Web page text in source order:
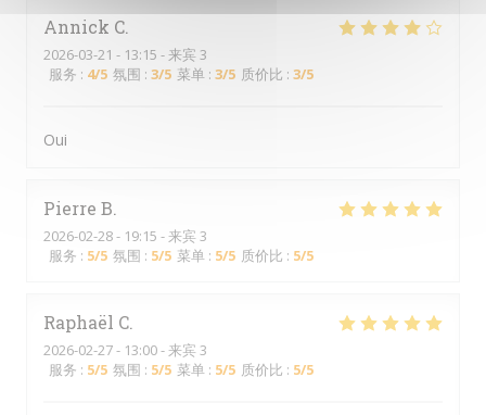
Annick C
2026-03-21 - 13:15 - 来宾 3
服务 : 4/5 氛围 : 3/5 菜单 : 3/5 质价比 : 3/5
Oui
Pierre B
2026-02-28- 19:15 - 来宾 3
服务 : 5/5 氛围 : 5/5 菜单 : 5/5 质价比 : 5/5
Raphaël C
2026-02-27- 13:00 - 来宾 3
服务 : 5/5 氛围 : 5/5 菜单 : 5/5 质价比 : 5/5